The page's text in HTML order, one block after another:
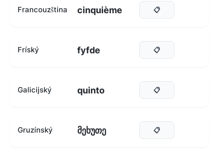
Francouzština cinquième 📋
Fríský fyfde 📋
Galicijský quinto 📋
Gruzínský მეხუთე 📋